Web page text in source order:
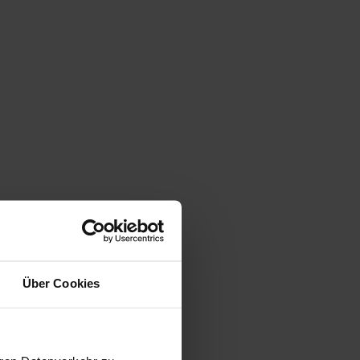
Über Cookies